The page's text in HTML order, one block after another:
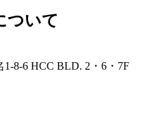
ついて
8-6 HCC BLD. 2・6・7F